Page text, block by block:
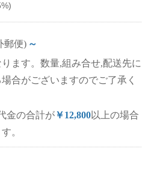
郵便) ～
ます。数量,組み合せ,配送先に
合がございますのでご了承く
金の合計が￥12,800以上の場合
。